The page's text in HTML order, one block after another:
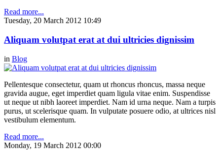
Read more...
Tuesday, 20 March 2012 10:49
Aliquam volutpat erat at dui ultricies dignissim
in Blog
Pellentesque consectetur, quam ut rhoncus rhoncus, massa neque
gravida augue, eget imperdiet quam ligula vitae enim. Suspendisse
ut neque ut nibh laoreet imperdiet. Nam id urna neque. Nam a turpis
purus, ut scelerisque quam. In vulputate posuere odio, at ultrices nisl
vestibulum elementum.
Read more...
Monday, 19 March 2012 00:00